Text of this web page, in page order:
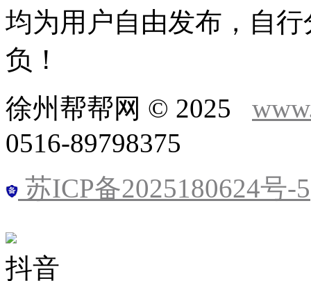
均为用户自由发布，自
负！
徐州帮帮网 © 2025
0516-89798375
苏ICP备2025180624号-5
抖音